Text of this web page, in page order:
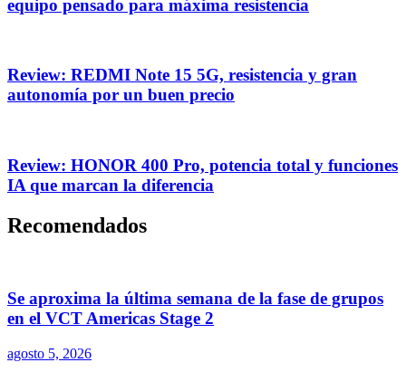
equipo pensado para máxima resistencia
Review: REDMI Note 15 5G, resistencia y gran
autonomía por un buen precio
Review: HONOR 400 Pro, potencia total y funciones
IA que marcan la diferencia
Recomendados
Se aproxima la última semana de la fase de grupos
en el VCT Americas Stage 2
agosto 5, 2026